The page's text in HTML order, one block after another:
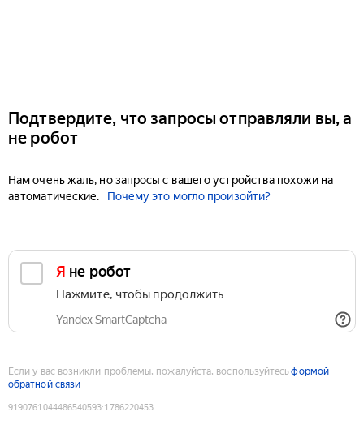
Подтвердите, что запросы отправляли вы, а
не робот
Нам очень жаль, но запросы с вашего устройства похожи на
автоматические.
Почему это могло произойти?
Я не робот
Нажмите, чтобы продолжить
Yandex SmartCaptcha
Если у вас возникли проблемы, пожалуйста, воспользуйтесьформой
обратной связи
9190761044486540593:1786220453